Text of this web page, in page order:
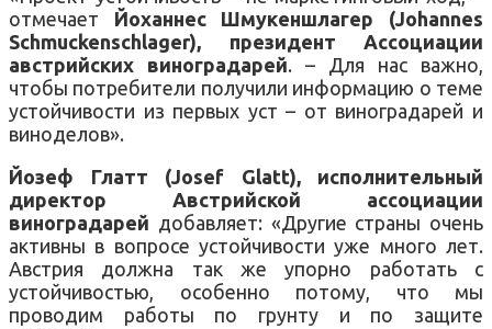
отмечает Йоханнес Шмукеншлагер (Johannes
Schmuckenschlager), президент Ассоциации
австрийских виноградарей. – Для нас важно,
чтобы потребители получили информацию о теме
устойчивости из первых уст – от виноградарей и
виноделов».
Йозеф Глатт (Josef Glatt), исполнительный
директор Австрийской ассоциации
виноградарей добавляет: «Другие страны очень
активны в вопросе устойчивости уже много лет.
Австрия должна так же упорно работать с
устойчивостью, особенно потому, что мы
проводим работы по грунту и по защите